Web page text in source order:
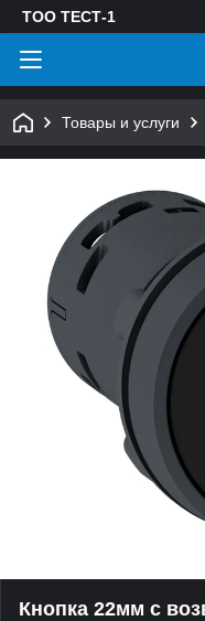
ТОО ТЕСТ-1
Товары и услуги
Кнопка 22мм с